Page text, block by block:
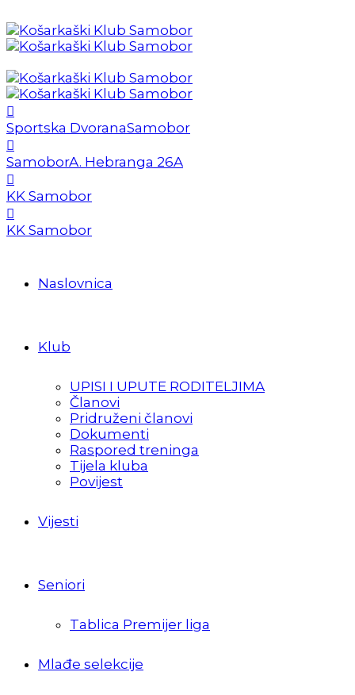
Sportska DvoranaSamobor
SamoborA. Hebranga 26A
KK Samobor
KK Samobor
Naslovnica
Klub
UPISI I UPUTE RODITELJIMA
Članovi
Pridruženi članovi
Dokumenti
Raspored treninga
Tijela kluba
Povijest
Vijesti
Seniori
Tablica Premijer liga
Mlađe selekcije